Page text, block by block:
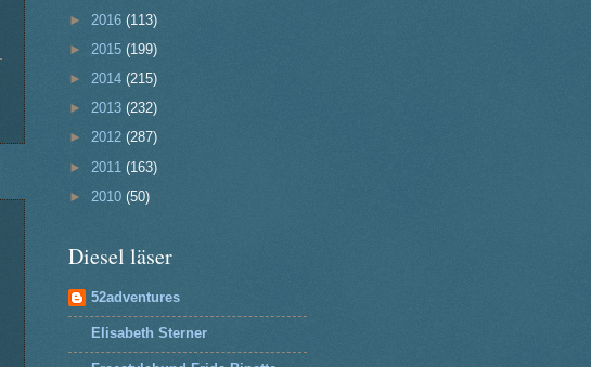
► 2016 (113)
► 2015 (199)
► 2014 (215)
► 2013 (232)
► 2012 (287)
► 2011 (163)
► 2010 (50)
Diesel läser
52adventures
Elisabeth Sterner